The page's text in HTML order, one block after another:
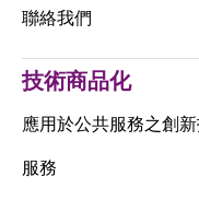
聯絡我們
技術商品化
應用於公共服務之創
服務